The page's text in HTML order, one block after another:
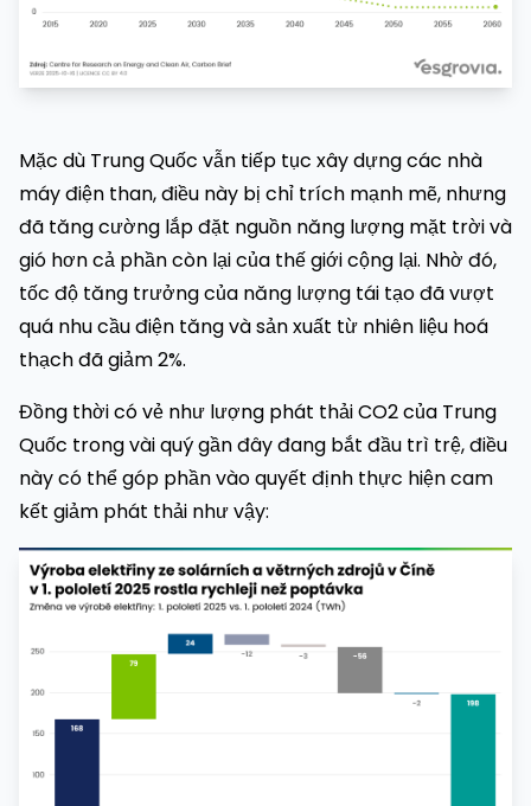
Mặc dù Trung Quốc vẫn tiếp tục xây dựng các nhà
máy điện than, điều này bị chỉ trích mạnh mẽ, nhưng
đã tăng cường lắp đặt nguồn năng lượng mặt trời và
gió hơn cả phần còn lại của thế giới cộng lại. Nhờ đó,
tốc độ tăng trưởng của năng lượng tái tạo đã vượt
quá nhu cầu điện tăng và sản xuất từ nhiên liệu hoá
thạch đã giảm 2%.
Đồng thời có vẻ như lượng phát thải CO2 của Trung
Quốc trong vài quý gần đây đang bắt đầu trì trệ, điều
này có thể góp phần vào quyết định thực hiện cam
kết giảm phát thải như vậy: